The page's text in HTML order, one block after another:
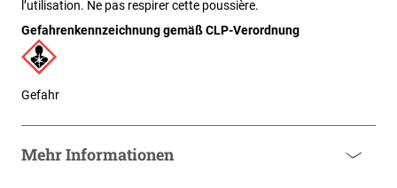
l’utilisation. Ne pas respirer cette poussière.
Gefahrenkennzeichnung gemäß CLP-Verordnung
Gefahr
Mehr Informationen